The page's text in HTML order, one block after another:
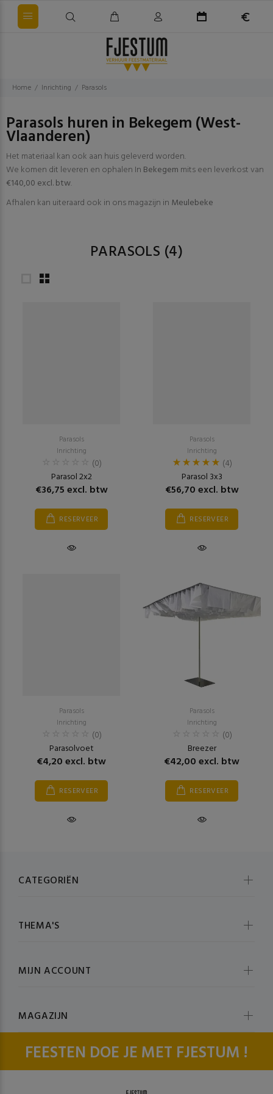
Home Inrichting Parasols
Parasols huren in Bekegem (West-
Vlaanderen)
Het materiaal kan ook aan huis geleverd worden.
We komen dit leveren en ophalen In Bekegem mits een leverkost van
€140,00 excl. btw.
Afhalen kan uiteraard ook in ons magazijn in Meulebeke
PARASOLS (4)
Parasols
Inrichting
(0)
Parasol 2x2
€36,75 excl. btw
RESERVEER
Parasols
Inrichting
(4)
Parasol 3x3
€56,70 excl. btw
RESERVEER
Parasols
Inrichting
(0)
Parasolvoet
€4,20 excl. btw
RESERVEER
Parasols
Inrichting
(0)
Breezer
€42,00 excl. btw
RESERVEER
FEESTEN DOE JE MET FJESTUM !
CATEGORIËN
THEMA'S
MIJN ACCOUNT
MAGAZIJN